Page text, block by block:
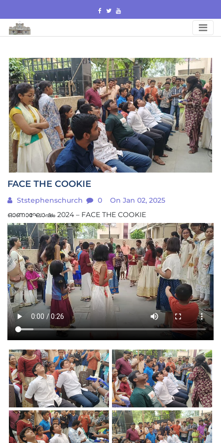
to
content
FACE THE COOKIE
Ststephenschurch 0
On Jan 02, 2025
ഓണാഘോഷം 2024 – FACE THE COOKIE